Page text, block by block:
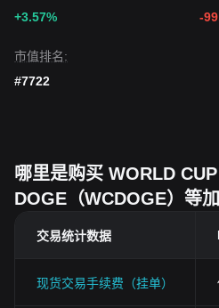
+3.57%
-
市值排名:
#7722
哪里是购买 WORLD CUP
DOGE（WCDOGE）等
交易统计数据
现货交易手续费（挂单）